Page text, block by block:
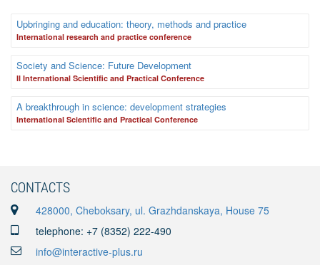
Upbringing and education: theory, methods and practice
International research and practice conference
Society and Science: Future Development
II International Scientific and Practical Conference
A breakthrough in science: development strategies
International Scientific and Practical Conference
CONTACTS
428000, Cheboksary, ul. Grazhdanskaya, House 75
telephone: +7 (8352) 222-490
info@interactive-plus.ru